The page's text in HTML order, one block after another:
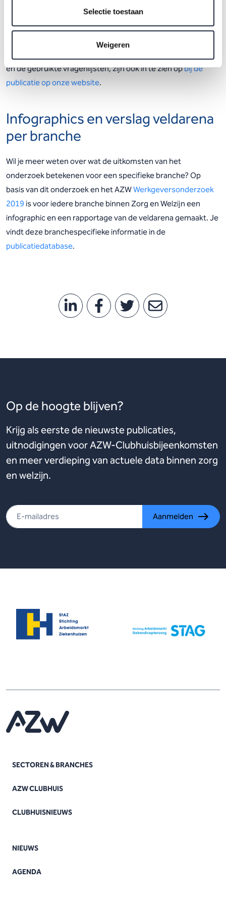
Selectie toestaan
Weigeren
georganiseerd. Tijdens de veldarena’s zijn
vertegenwoordigers van de branche met de onderzoekers
én met elkaar in gesprek gegaan over de thema’s binnen het
en de gebruikte vragenlijsten, zijn ook in te zien opbij de
publicatie op onze website.
Infographics en verslag veldarena
per branche
Wil je meer weten over wat de uitkomsten van het
onderzoek betekenen voor een specifieke branche? Op
basis van dit onderzoek en het AZWWerkgeversonderzoek
2019 is voor iedere branche binnen Zorg en Welzijn een
infographic en een rapportage van de veldarena gemaakt. Je
vindt deze branchespecifieke informatie in de
publicatiedatabase.
Op de hoogte blijven?
Krijg als eerste de nieuwste publicaties,
uitnodigingen voor AZW-Clubhuisbijeenkomsten
en meer verdieping van actuele data binnen zorg
en welzijn.
Aanmelden
SECTOREN & BRANCHES
AZW CLUBHUIS
CLUBHUISNIEUWS
NIEUWS
AGENDA